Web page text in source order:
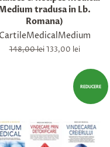
tradusa in Lb.
Romana)
CartileMedicalMedium
Preț
148,00 lei Preț
133,00 lei
REDUCERE